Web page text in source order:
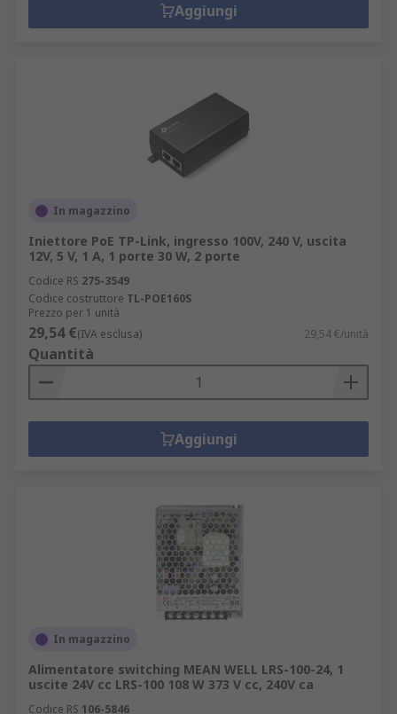
Aggiungi
In magazzino
Iniettore PoE TP-Link, ingresso 100V, 240 V, uscita
12V, 5 V, 1 A, 1 porte 30 W, 2 porte
Codice RS 275-3549
Codice costruttore TL-POE160S
Prezzo per 1 unità
29,54 €(IVA esclusa) 29,54 €/unità
Quantità
Aggiungi
In magazzino
Alimentatore switching MEAN WELL LRS-100-24, 1
uscite 24V cc LRS-100 108 W 373 V cc, 240V ca
Codice RS 106-5846